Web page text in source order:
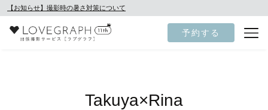
【お知らせ】撮影時の暑さ対策について
予約する
Takuya×Rina